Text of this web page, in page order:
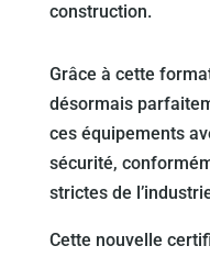
construction.
Grâce à cette
désormais
ces équipements
sécurité,
strictes de
Cette nouvelle